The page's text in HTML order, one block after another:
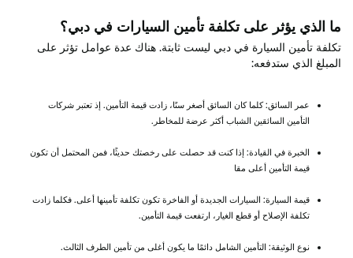
ما الذي يؤثر على تكلفة تأمين السيارات في دبي؟
تكلفة تأمين السيارة في دبي ليست ثابتة. هناك عدة عوامل تؤثر على
المبلغ الذي ستدفعه:
عمر السائق: كلما كان السائق أصغر سنًا، زادت قيمة التأمين. إذ تعتبر شركات
التأمين السائقين الشباب أكثر عرضة للمخاطر.
الخبرة في القيادة: إذا كنت قد حصلت على رخصتك حديثًا، فمن المحتمل أن تكون
قيمة التأمين أعلى مقا
قيمة السيارة: السيارات الجديدة أو الفاخرة تكون تكلفة تأمينها أعلى. فكلما زادت
تكلفة الإصلاح أو قطع الغيار، ارتفعت قيمة التأمين.
نوع الوثيقة: التأمين الشامل دائمًا ما يكون أغلى من تأمين الطرف الثالث.